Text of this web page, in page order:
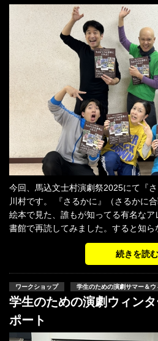
今回、馬込文士村演劇祭2025にて『
川村です。 『さるかに』（さるかに
絵本で見た、誰もが知ってる有名な
書館で再読してみました。すると知ら
続きを読む
ワークショップ 学生のための演劇サマー＆
学生のための演劇ウィン
ポート